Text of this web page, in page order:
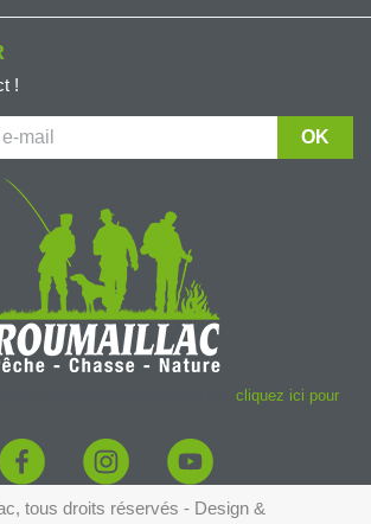
!
cliquez ici pour
tous droits réservés - Design &